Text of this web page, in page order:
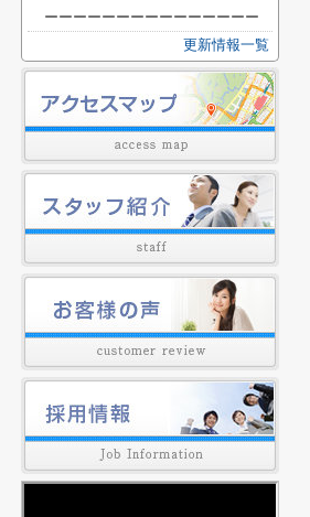
ーーーーーーーーーーーーーーー
更新情報一覧